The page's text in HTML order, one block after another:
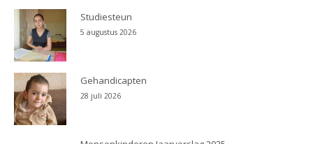
Studiesteun
5 augustus 2026
Gehandicapten
28 juli 2026